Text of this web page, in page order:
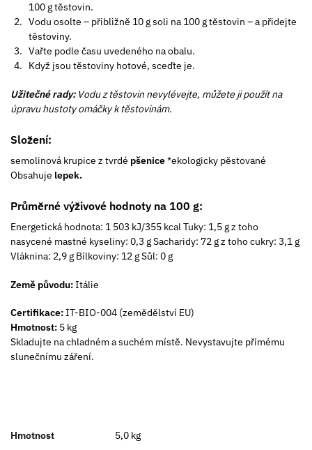
100 g těstovin.
Vodu osolte – přibližně 10 g soli na 100 g těstovin – a přidejte
těstoviny.
Vařte podle času uvedeného na obalu.
Když jsou těstoviny hotové, sceďte je.
Užitečné rady:Vodu z těstovin nevylévejte, můžete ji použít na
úpravu hustoty omáčky k těstovinám.
Složení:
semolinová krupice z tvrdé pšenice*ekologicky pěstované
Obsahuje lepek.
Průměrné výživové hodnoty na 100 g:
Energetická hodnota: 1 503 kJ/355 kcal Tuky: 1,5 g z toho
nasycené mastné kyseliny: 0,3 g Sacharidy: 72 g z toho cukry: 3,1 g
Vláknina: 2,9 g Bílkoviny: 12 g Sůl: 0 g
Země původu:Itálie
Certifikace:IT-BIO-004 (zemědělství EU)
Hmotnost: 5 kg
Skladujte na chladném a suchém místě. Nevystavujte přímému
slunečnímu záření.
Hmotnost 5,0 kg